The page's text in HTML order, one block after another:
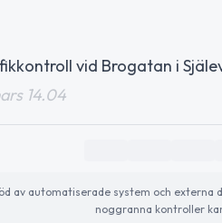
vid Brogatan i
14.04
av automatiserade system och
noggranna kontroller